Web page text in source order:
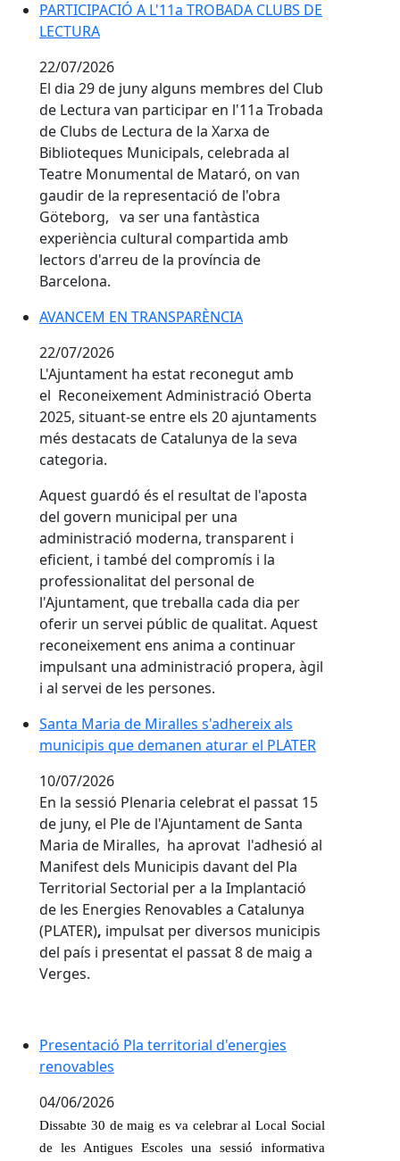
PARTICIPACIÓ A L'11a TROBADA CLUBS DE LECTURA
PARTICIPACIÓ A L'11a TROBADA CLUBS DE
LECTURA
22/07/2026
El dia 29 de juny alguns membres del Club
de Lectura van participar en l'11a Trobada
de Clubs de Lectura de la Xarxa de
Biblioteques Municipals, celebrada al
Teatre Monumental de Mataró, on van
gaudir de la representació de l'obra
Göteborg, va ser una fantàstica
experiència cultural compartida amb
lectors d'arreu de la província de
Barcelona.
AVANCEM EN TRANSPARÈNCIA
AVANCEM EN TRANSPARÈNCIA
22/07/2026
L'Ajuntament ha estat reconegut amb
el Reconeixement Administració Oberta
2025, situant-se entre els 20 ajuntaments
més destacats de Catalunya de la seva
categoria.
Aquest guardó és el resultat de l'aposta
del govern municipal per una
administració moderna, transparent i
eficient, i també del compromís i la
professionalitat del personal de
l'Ajuntament, que treballa cada dia per
oferir un servei públic de qualitat. Aquest
reconeixement ens anima a continuar
impulsant una administració propera, àgil
i al servei de les persones.
Santa Maria de Miralles s'adhereix als
municipis que demanen aturar el PLATER
10/07/2026
En la sessió Plenaria celebrat el passat 15
de juny, el Ple de l'Ajuntament de Santa
Maria de Miralles, ha aprovat l'adhesió al
Manifest dels Municipis davant del Pla
Territorial Sectorial per a la Implantació
de les Energies Renovables a Catalunya
(PLATER), impulsat per diversos municipis
del país i presentat el passat 8 de maig a
Verges.
Presentació Pla territorial d'energies renovables
Presentació Pla territorial d'energies
renovables
04/06/2026
Dissabte 30 de maig es va celebrar al Local Social
de les Antigues Escoles una sessió informativa